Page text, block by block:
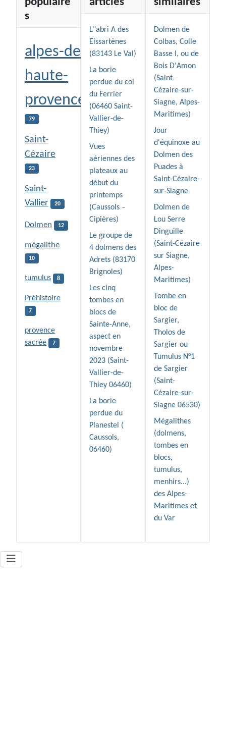
s
alpes-de-
haute-
provence
79
Saint-
Cézaire
23
Saint-
Vallier
20
Dolmen 12
mégalithe
10
tumulus 8
Préhistoire
7
provence
sacrée
7
L"abri A des
Eissartènes
(83143 Le Val)
La borie
perdue du col
du Ferrier
(06460 Saint-
Vallier-de-
Thiey)
Vues
aériennes des
plateaux au
début du
printemps
(Caussols –
Cipières)
Le groupe de
4 dolmens des
Adrets (83170
Brignoles)
Les cinq
tombes en
blocs de
Sainte-Anne,
aspect en
novembre
2023 (Saint-
Vallier-de-
Thiey 06460)
La borie
perdue du
Planestel (
Caussols,
06460)
Dolmen de
Colbas, Colle
Basse I, ou de
Bois D'Amon
(Saint-
Cézaire-sur-
Siagne, Alpes-
Maritimes)
Jour
d'équinoxe au
Dolmen des
Puades à
Saint-Cézaire-
sur-Siagne
Dolmen de
Lou Serre
Dinguille
(Saint-Cézaire
sur Siagne,
Alpes-
Maritimes)
Tombe en
bloc de
Sargier,
Tholos de
Sargier ou
Tumulus N°1
de Sargier
(Saint-
Cézaire-sur-
Siagne 06530)
Mégalithes
(dolmens,
tombes en
blocs,
tumulus,
menhirs...)
des Alpes-
Maritimes et
du Var